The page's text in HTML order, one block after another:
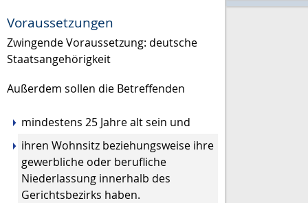
Voraussetzungen
Zwingende Voraussetzung: deutsche
Staatsangehörigkeit
Außerdem sollen die Betreffenden
mindestens 25 Jahre alt sein und
ihren Wohnsitz beziehungsweise ihre
gewerbliche oder berufliche
Niederlassung innerhalb des
Gerichtsbezirks haben.